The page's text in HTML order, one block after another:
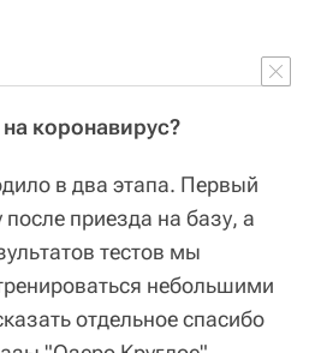
коронавирус?
в два этапа. Первый
приезда на базу, а
тестов мы
небольшими
отдельное спасибо